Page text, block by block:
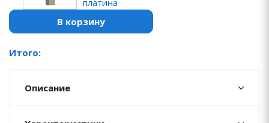
платина
В корзину
Итого:
Описание